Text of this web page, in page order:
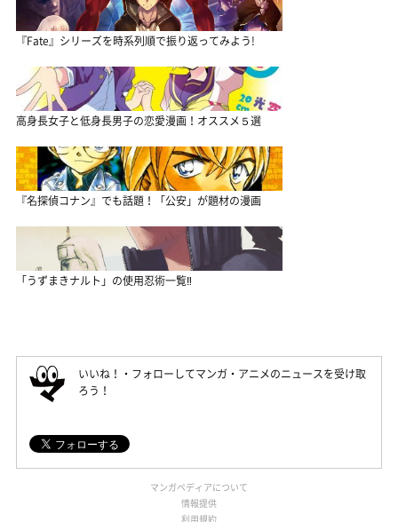
『Fate』シリーズを時系列順で振り返ってみよう!
高身長女子と低身長男子の恋愛漫画！オススメ５選
『名探偵コナン』でも話題！「公安」が題材の漫画
「うずまきナルト」の使用忍術一覧‼
いいね！・フォローしてマンガ・アニメのニュースを受け取
ろう！
マンガペディアについて
情報提供
利用規約